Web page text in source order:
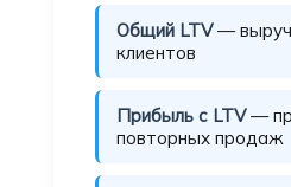
Общий LTV—
клиентов
Прибыль с LTV—
повторных продаж